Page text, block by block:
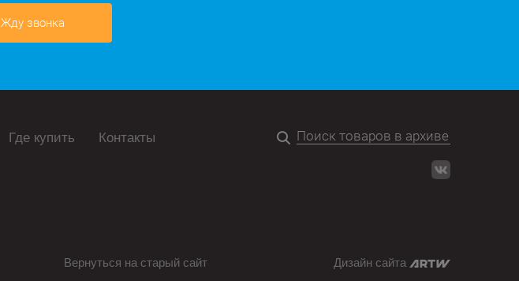
Жду звонка
Где купить Контакты
Вернуться на старый сайт Дизайн сайта